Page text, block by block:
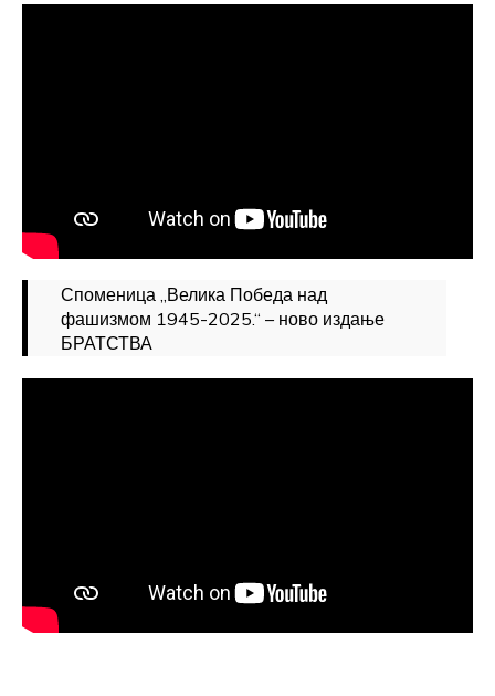
Споменица „Велика Победа над
фашизмом 1945-2025.“ – ново издање
БРАТСТВА